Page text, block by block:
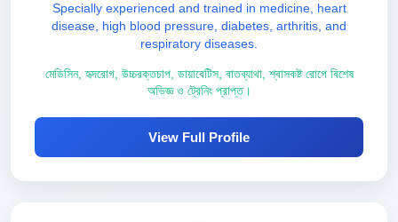
Specially experienced and trained in medicine, heart
disease, high blood pressure, diabetes, arthritis, and
respiratory diseases.
মেডিসিন, হৃদরোগ, উচ্চরক্তচাপ, ডায়াবেটিস, বাতব্যাথা, শ্বাসকষ্ট রোগে বিশেষ
অভিজ্ঞ ও ট্রেনিং প্রাপ্ত।
View Full Profile